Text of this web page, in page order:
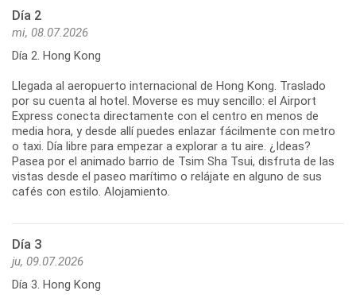
Día 2
mi, 08.07.2026
Día 2. Hong Kong
Llegada al aeropuerto internacional de Hong Kong. Traslado
por su cuenta al hotel. Moverse es muy sencillo: el Airport
Express conecta directamente con el centro en menos de
media hora, y desde allí puedes enlazar fácilmente con metro
o taxi. Día libre para empezar a explorar a tu aire. ¿Ideas?
Pasea por el animado barrio de Tsim Sha Tsui, disfruta de las
vistas desde el paseo marítimo o relájate en alguno de sus
cafés con estilo. Alojamiento.
Día 3
ju, 09.07.2026
Día 3. Hong Kong